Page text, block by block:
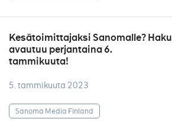
Kesätoimittajaksi Sanomalle? Haku
avautuu perjantaina 6.
tammikuuta!
5. tammikuuta 2023
Sanoma Media Finland